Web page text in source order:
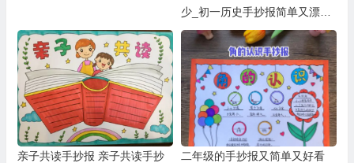
少_初一历史手抄报简单又漂亮
a3
亲子共读手抄报 亲子共读手抄
二年级的手抄报又简单又好看